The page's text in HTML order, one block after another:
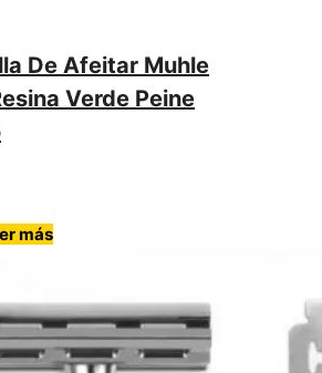
De Afeitar Muhle
Verde Peine
más